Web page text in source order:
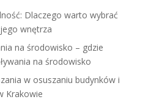
Dlaczego warto wybrać
wnętrza
na środowisko – gdzie
na środowisko
w osuszaniu budynków i
Krakowie